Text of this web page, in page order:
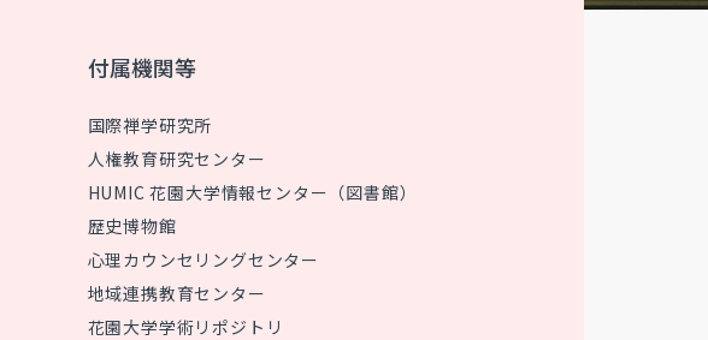
付属機関等
国際禅学研究所
人権教育研究センター
HUMIC 花園大学情報センター（図書館）
歴史博物館
心理カウンセリングセンター
地域連携教育センター
花園大学学術リポジトリ